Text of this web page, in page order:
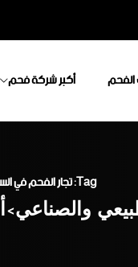
أكبر شركة فحم
Tag: تجار الفحم في السعودية
والصناعي>